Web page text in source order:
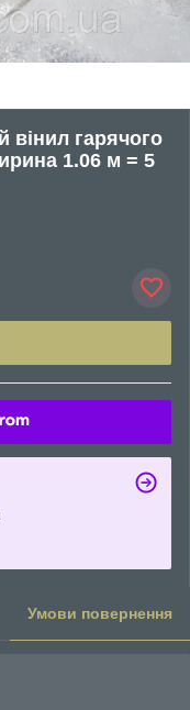
гарячого
1.06 м = 5
Умови повернення